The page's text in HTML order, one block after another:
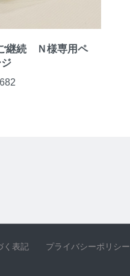
継続 Ｎ様専用ペ
く表記 プライバシーポリシー